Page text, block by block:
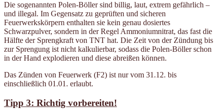
Die sogenannten Polen-Böller sind billig, laut, extrem gefährlich –
und illegal. Im Gegensatz zu geprüften und sicheren
Feuerwerkskörpern enthalten sie kein genau dosiertes
Schwarzpulver, sondern in der Regel Ammoniumnitrat, das fast die
Hälfte der Sprengkraft von TNT hat. Die Zeit von der Zündung bis
zur Sprengung ist nicht kalkulierbar, sodass die Polen-Böller schon
in der Hand explodieren und diese abreißen können.
Das Zünden von Feuerwerk (F2) ist nur vom 31.12. bis
einschließlich 01.01. erlaubt.
Tipp 3: Richtig vorbereiten!